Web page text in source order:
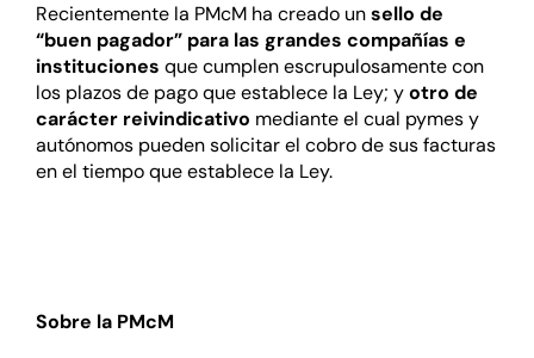
Recientemente la PMcM ha creado unsello de
“buen pagador” para las grandes compañías e
instituciones que cumplen escrupulosamente con
los plazos de pago que establece la Ley; yotro de
carácter reivindicativo mediante el cual pymes y
autónomos pueden solicitar el cobro de sus facturas
en el tiempo que establece la Ley.
Sobre la PMcM